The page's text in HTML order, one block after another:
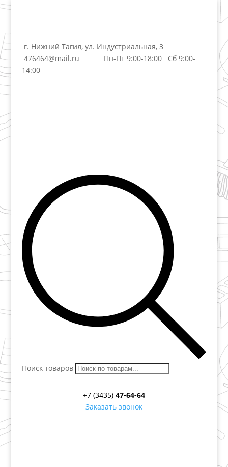
г. Нижний Тагил, ул. Индустриальная, 3
476464@mail.ru
Пн-Пт 9:00-18:00 Сб 9:00-
14:00
Поиск товаров
+7 (3435) 47-64-64
Заказать звонок